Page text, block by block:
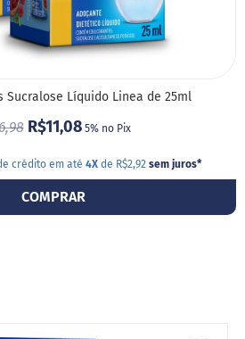
Sucralose Líquido Linea de 25ml
R$11,08 5% no Pix
crédito em até 4Xde R$2,92 sem juros*
COMPRAR